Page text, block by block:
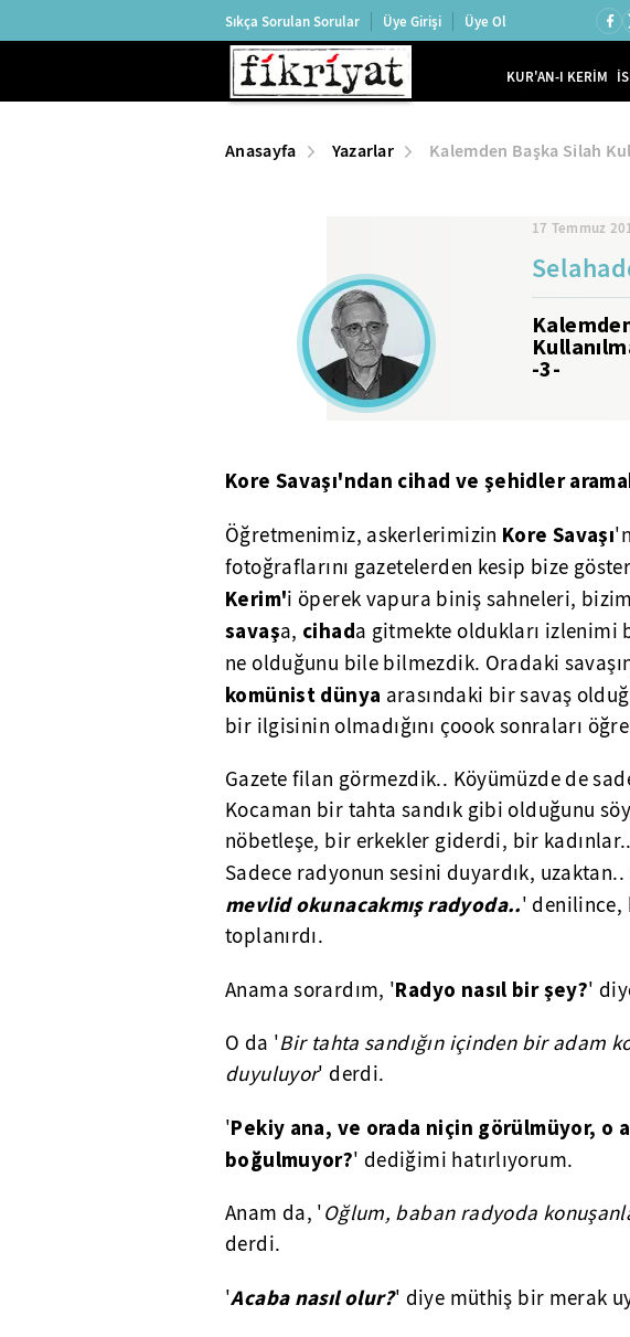
Sıkça Sorulan Sorular Üye Girişi Üye Ol
KUR'AN-I KERİM
Anasayfa Yazarlar Kalemden Başka Silah
17 Temmuz
-3-
Kore Savaşı'ndan cihad ve şehidler
Öğretmenimiz, askerlerimizin Kore Savaşı
fotoğraflarını gazetelerden kesip bize
Kerim'i öperek vapura biniş sahneleri,
savaşa, cihada gitmekte oldukları izlenimi
ne olduğunu bile bilmezdik. Oradaki
komünist dünya arasındaki bir savaş
bir ilgisinin olmadığını çoook sonraları
Gazete filan görmezdik.. Köyümüzde de
Kocaman bir tahta sandık gibi olduğunu
nöbetleşe, bir erkekler giderdi, bir
Sadece radyonun sesini duyardık, uzaktan..
mevlid okunacakmış radyoda..' denilince,
toplanırdı.
Anama sorardım, 'Radyo nasıl bir şey?'
O da 'Bir tahta sandığın içinden bir adam
duyuluyor' derdi.
'Pekiy ana, ve orada niçin görülmüyor, o
boğulmuyor?' dediğimi hatırlıyorum.
Anam da, 'Oğlum, baban radyoda
derdi.
'Acaba nasıl olur?' diye müthiş bir merak